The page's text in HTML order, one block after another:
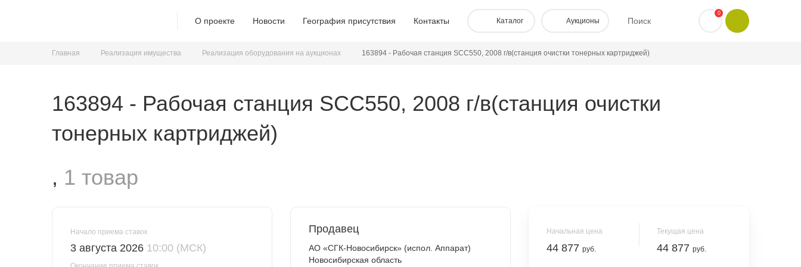
О проекте Новости География присутствия Контакты Каталог Аукционы Поиск
0
Главная Реализация имущества Реализация оборудования на аукционах 163894 - Рабочая станция SCC550, 2008 г/в(станция очистки тонерных картриджей)
163894 - Рабочая станция SCC550, 2008 г/в(станция очистки
тонерных картриджей)
, 1 товар
Начало приема ставок
3 августа 2026 10:00 (МСК)
Начальная цена
44 877
Текущая цена
44 877
Продавец
АО «СГК-Новосибирск» (испол. Аппарат)
Новосибирская область